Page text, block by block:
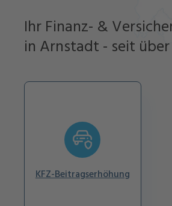
Ihr Finanz- &
in Arnstadt - seit über
KFZ-Beitragserhöhung